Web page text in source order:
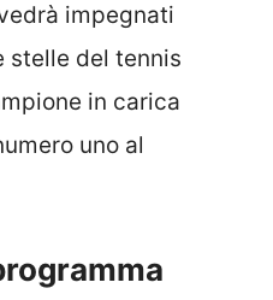
impegnati
stelle del tennis
in carica
uno al